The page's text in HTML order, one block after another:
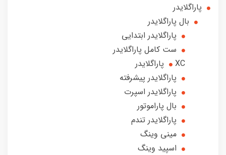
پاراگلایدر
بال پاراگلایدر
پاراگلایدر ابتدایی
ست کامل پاراگلایدر
XC پاراگلایدر
پاراگلایدر پیشرفته
پاراگلایدر اسپرت
بال پاراموتور
پاراگلایدر تندم
مینی وینگ
اسپید وینگ